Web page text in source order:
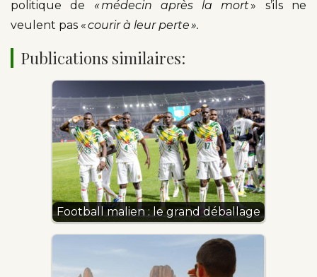
politique de « médecin après la mort» s’ils ne
veulent pas «courir à leur perte ».
Publications similaires:
Football malien : le grand déballage